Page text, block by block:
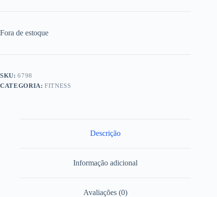
Fora de estoque
SKU:6798
CATEGORIA:FITNESS
Descrição
Informação adicional
Avaliações (0)